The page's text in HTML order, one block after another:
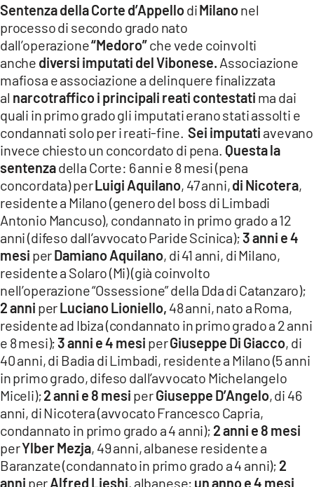
App
ANDROID
APPLE
Sentenza della Corte d’AppellodiMilanonel
processo di secondo grado nato
dall’operazione“Medoro”che vede coinvolti
anche diversi imputati del Vibonese. Associazione
mafiosa e associazione a delinquere finalizzata
al narcotraffico i principali reati contestati ma dai
quali in primo grado gli imputati erano stati assolti e
condannati solo per i reati-fine. Sei imputati avevano
invece chiesto un concordato di pena. Questa la
sentenzadella Corte: 6 anni e 8 mesi (pena
concordata) perLuigi Aquilano, 47 anni,di Nicotera,
residente a Milano (genero del boss di Limbadi
Antonio Mancuso), condannato in primo grado a 12
anni (difeso dall’avvocato Paride Scinica);3 anni e 4
mesi perDamiano Aquilano, di 41 anni, di Milano,
residente a Solaro (Mi) (già coinvolto
nell’operazione “Ossessione” della Dda di Catanzaro);
2 anni perLuciano Lioniello, 48 anni, nato a Roma,
residente ad Ibiza (condannato in primo grado a 2 anni
e 8 mesi);3 anni e 4 mesi perGiuseppe Di Giacco, di
40 anni, di Badia di Limbadi, residente a Milano (5 anni
in primo grado, difeso dall’avvocato Michelangelo
Miceli);2 anni e 8 mesi perGiuseppe D’Angelo, di 46
anni, di Nicotera (avvocato Francesco Capria,
condannato in primo grado a 4 anni); 2 anni e 8 mesi
perYlber Mezja, 49 anni, albanese residente a
Baranzate (condannato in primo grado a 4 anni); 2
anni perAlfred Lieshi, albanese; un anno e 4 mesi